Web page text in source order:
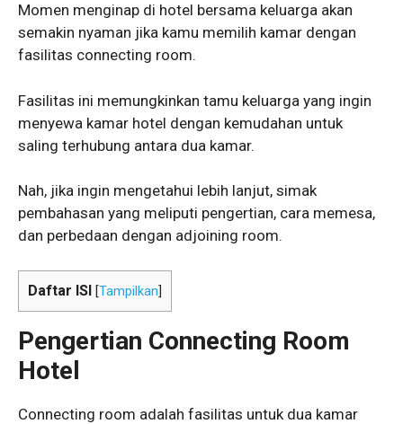
Momen menginap di hotel bersama keluarga akan
semakin nyaman jika kamu memilih kamar dengan
fasilitas connecting room.
Fasilitas ini memungkinkan tamu keluarga yang ingin
menyewa kamar hotel dengan kemudahan untuk
saling terhubung antara dua kamar.
Nah, jika ingin mengetahui lebih lanjut, simak
pembahasan yang meliputi pengertian, cara memesa,
dan perbedaan dengan adjoining room.
Daftar ISI [Tampilkan
Pengertian Connecting Room
Hotel
Connecting room adalah fasilitas untuk dua kamar